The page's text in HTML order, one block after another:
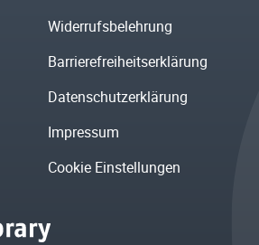
Widerrufsbelehrung
Barrierefreiheitserklärung
Datenschutzerklärung
Impressum
Cookie Einstellungen